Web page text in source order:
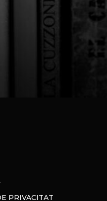
PRIVACITAT